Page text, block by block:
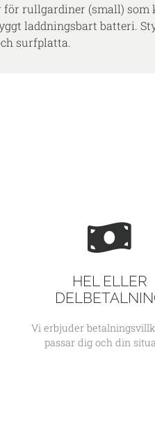
för rullgardiner (small)
laddningsbart batteri.
surfplatta.
HEL ELLER
Vi erbjuder
passar dig och din